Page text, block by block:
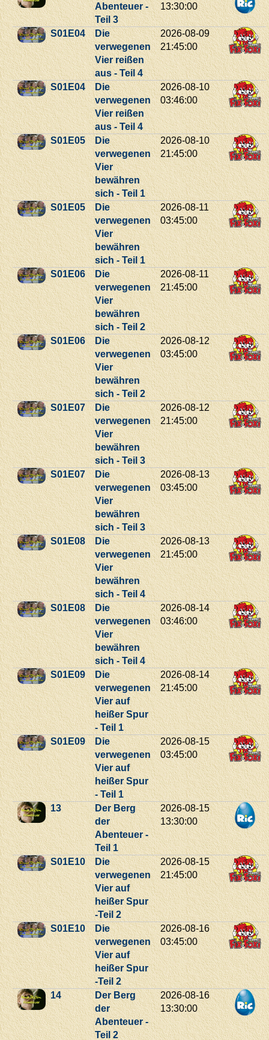
Abenteuer -
Teil 3
13:30:00
S01E04
Die
verwegenen
Vier reißen
aus - Teil 4
2026-08-09
21:45:00
S01E04
Die
verwegenen
Vier reißen
aus - Teil 4
2026-08-10
03:46:00
S01E05
Die
verwegenen
Vier
bewähren
sich - Teil 1
2026-08-10
21:45:00
S01E05
Die
verwegenen
Vier
bewähren
sich - Teil 1
2026-08-11
03:45:00
S01E06
Die
verwegenen
Vier
bewähren
sich - Teil 2
2026-08-11
21:45:00
S01E06
Die
verwegenen
Vier
bewähren
sich - Teil 2
2026-08-12
03:45:00
S01E07
Die
verwegenen
Vier
bewähren
sich - Teil 3
2026-08-12
21:45:00
S01E07
Die
verwegenen
Vier
bewähren
sich - Teil 3
2026-08-13
03:45:00
S01E08
Die
verwegenen
Vier
bewähren
sich - Teil 4
2026-08-13
21:45:00
S01E08
Die
verwegenen
Vier
bewähren
sich - Teil 4
2026-08-14
03:46:00
S01E09
Die
verwegenen
Vier auf
heißer Spur
- Teil 1
2026-08-14
21:45:00
S01E09
Die
verwegenen
Vier auf
heißer Spur
- Teil 1
2026-08-15
03:45:00
13
Der Berg
der
Abenteuer -
Teil 1
2026-08-15
13:30:00
S01E10
Die
verwegenen
Vier auf
heißer Spur
-Teil 2
2026-08-15
21:45:00
S01E10
Die
verwegenen
Vier auf
heißer Spur
-Teil 2
2026-08-16
03:45:00
14
Der Berg
der
Abenteuer -
Teil 2
2026-08-16
13:30:00